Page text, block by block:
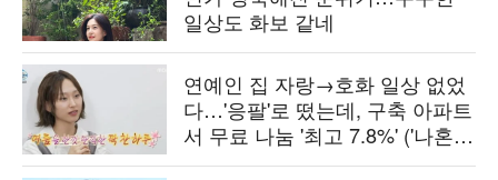
일상도 화보 같네
연예인 집 자랑→호화 일상 없었
다…'응팔'로 떴는데, 구축 아파트
서 무료 나눔 '최고 7.8%' ('나혼
산')[종합]